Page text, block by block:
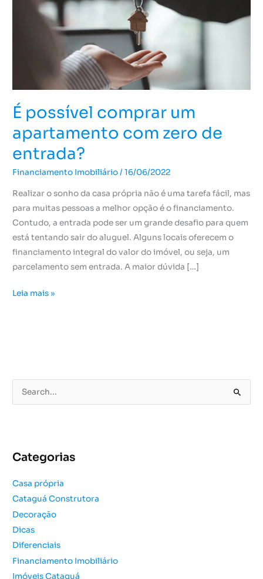
É possível comprar um
apartamento com zero de
entrada?
Financiamento Imobiliário/16/06/2022
Realizar o sonho da casa própria não é uma tarefa fácil, mas
para muitas pessoas a melhor opção é o financiamento.
Contudo, a entrada pode ser um grande desafio para quem
está tentando sair do aluguel. Alguns locais oferecem o
financiamento integral do valor do imóvel, ou seja, um
parcelamento sem entrada. A maior dúvida […]
Leia mais »
e
i
a
r
p
o
r
:
Categorias
Casa própria
Cataguá Construtora
Decoração
Dicas
Diferenciais
Financiamento Imobiliário
Imóveis Cataguá